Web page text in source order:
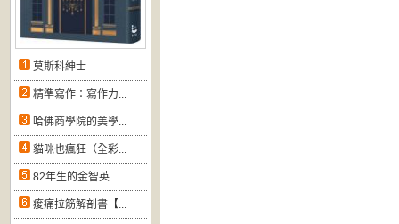
莫斯科紳士
精準寫作：寫作力...
哈佛商學院的美學...
貓咪也瘋狂（全彩...
82年生的金智英
痠痛拉筋解剖書【...